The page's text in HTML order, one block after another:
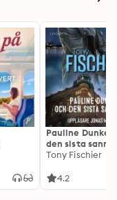
Pauline Dunker
den sista
Tony Fischier
4.2